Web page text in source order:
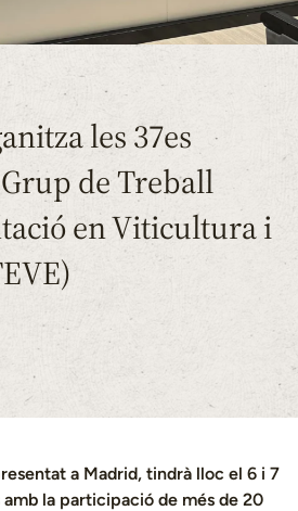
les 37es
de Treball
en Viticultura i
a Madrid, tindrà lloc el 6 i 7
amb la participació de més de 20